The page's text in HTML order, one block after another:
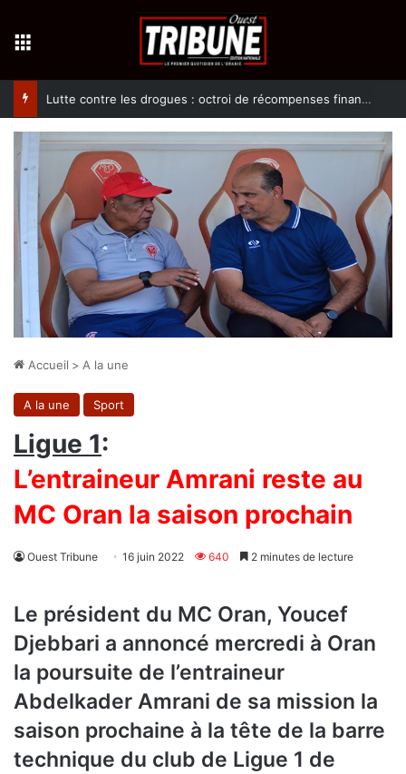
Lutte contre les drogues : octroi de récompenses financières aux dénonciateurs de trafiquants
Accueil > A la une
A la une Sport
Ligue 1:
L’entraineur Amrani reste au
MC Oran la saison prochain
Ouest Tribune 16 juin 2022 640 2 minutes de lecture
Le président du MC Oran, Youcef
Djebbari a annoncé mercredi à Oran
la poursuite de l’entraineur
Abdelkader Amrani de sa mission la
saison prochaine à la tête de la barre
technique du club de Ligue 1 de